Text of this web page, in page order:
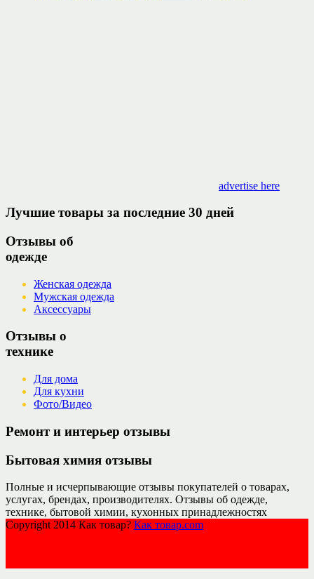
advertise here
Лучшие товары за последние 30 дней
Отзывы об
одежде
Женская одежда
Мужская одежда
Аксессуары
Отзывы о
технике
Для дома
Для кухни
Фото/Видео
Ремонт и интерьер отзывы
Бытовая химия отзывы
Полные и исчерпывающие отзывы покупателей о товарах,
услугах, брендах, производителях. Отзывы об одежде,
технике, бытовой химии, кухонных принадлежностях
Copyright 2014 Как товар? Как товар.com